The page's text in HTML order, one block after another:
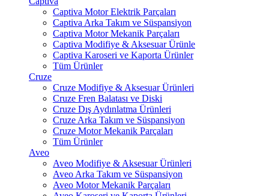
Captiva Motor Elektrik Parçaları
Captiva Arka Takım ve Süspansiyon
Captiva Motor Mekanik Parçaları
Captiva Modifiye & Aksesuar Ürünle
Captiva Karoseri ve Kaporta Ürünler
Tüm Ürünler
Cruze
Cruze Modifiye & Aksesuar Ürünleri
Cruze Fren Balatası ve Diski
Cruze Dış Aydınlatma Ürünleri
Cruze Arka Takım ve Süspansiyon
Cruze Motor Mekanik Parçaları
Tüm Ürünler
Aveo
Aveo Modifiye & Aksesuar Ürünleri
Aveo Arka Takım ve Süspansiyon
Aveo Motor Mekanik Parçaları